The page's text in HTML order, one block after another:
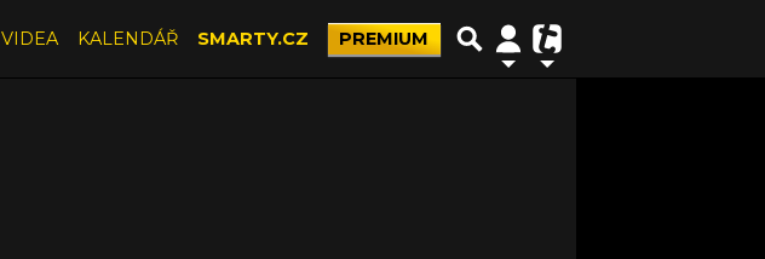
VIDEA KALENDÁŘ SMARTY.CZ PREMIUM